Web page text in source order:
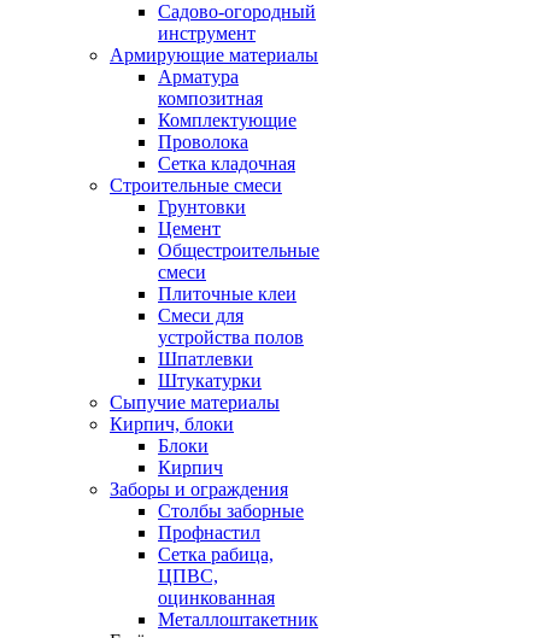
Садово-огородный
инструмент
Армирующие материалы
Арматура
композитная
Комплектующие
Проволока
Сетка кладочная
Строительные смеси
Грунтовки
Цемент
Общестроительные
смеси
Плиточные клеи
Смеси для
устройства полов
Шпатлевки
Штукатурки
Сыпучие материалы
Кирпич, блоки
Блоки
Кирпич
Заборы и ограждения
Столбы заборные
Профнастил
Сетка рабица,
ЦПВС,
оцинкованная
Металлоштакетник